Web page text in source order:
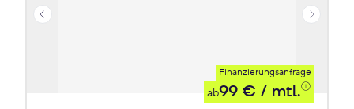
Finanzierungsanfrage
ab99 € / mtl.